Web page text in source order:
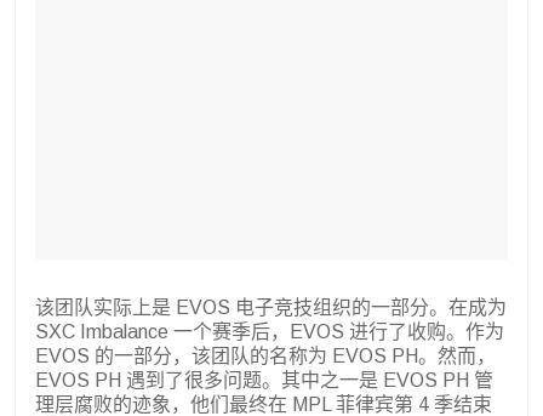
该团队实际上是 EVOS 电子竞技组织的一部分。在成为
SXC Imbalance 一个赛季后，EVOS 进行了收购。作为
EVOS 的一部分，该团队的名称为 EVOS PH。然而，
EVOS PH 遇到了很多问题。其中之一是 EVOS PH 管
理层腐败的迹象，他们最终在 MPL 菲律宾第 4 季结束